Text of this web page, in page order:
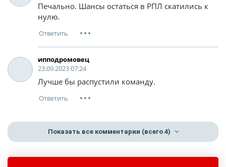
Печально. Шансы остаться в РПЛ скатились к
нулю.
ипподромовец
23.09.2023 07:24
Лучше бы распустили команду.
Показать все комментарии (всего 4)